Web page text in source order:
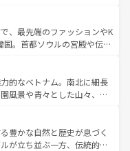
情報
しい。
ており、サーフィンやダイ
トドア好きにはたまらな
力を存分に味わいつくそ
台湾東部など、都市の喧騒
、訪れる人に新しい発見と
、奥深い台湾の食文化も魅
ど、バラエティ豊かな料理
の台湾情報は コンテンツ一覧を参
、最先端のファッションやK
。首都ソウルの宮殿や伝統
々の自然美を楽しむことが
、絶品のストリートフード
っている。夜には、韓国な
多彩な魅力を心ゆくまで味
。 なお、新着の韓国情報はコンテンツ一
的なベトナム。南北に細長
風景や青々とした山々、世
。ハノイの古い町並みやホ
の建物も、独特の雰囲気を
ティの豊かさとおいしさで
豊かな自然と歴史が息づく
が立ち並ぶ一方、伝統的な